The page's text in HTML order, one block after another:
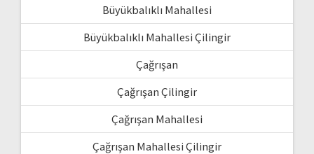
Büyükbalıklı Mahallesi
Büyükbalıklı Mahallesi Çilingir
Çağrışan
Çağrışan Çilingir
Çağrışan Mahallesi
Çağrışan Mahallesi Çilingir